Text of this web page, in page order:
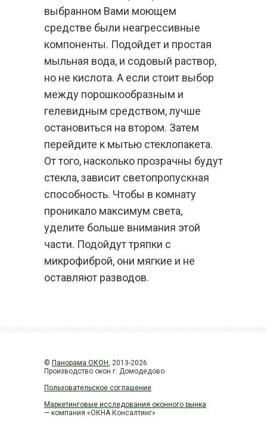
выбранном Вами моющем
средстве были неагрессивные
компоненты. Подойдет и простая
мыльная вода, и содовый раствор,
но не кислота. А если стоит выбор
между порошкообразным и
гелевидным средством, лучше
остановиться на втором. Затем
перейдите к мытью стеклопакета.
От того, насколько прозрачны будут
стекла, зависит светопропускная
способность. Чтобы в комнату
проникало максимум света,
уделите больше внимания этой
части. Подойдут тряпки с
микрофиброй, они мягкие и не
оставляют разводов.
© Панорама ОКОН, 2013-2026
Производство окон г. Домодедово
Пользовательское соглашение
Маркетинговые исследования оконного рынка
— компания «ОКНА Консалтинг»